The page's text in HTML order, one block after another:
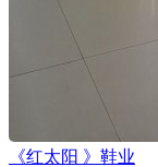
《红太阳 》鞋业